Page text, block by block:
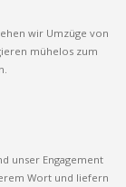
wir Umzüge von
mühelos zum
unser Engagement
Wort und liefern